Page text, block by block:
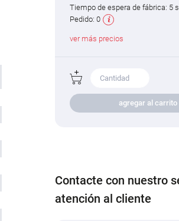
Tiempo de espera de fábrica: 5
Pedido:0
ver más precios
agregar al carrito
Contacte con nuestro
atención al cliente